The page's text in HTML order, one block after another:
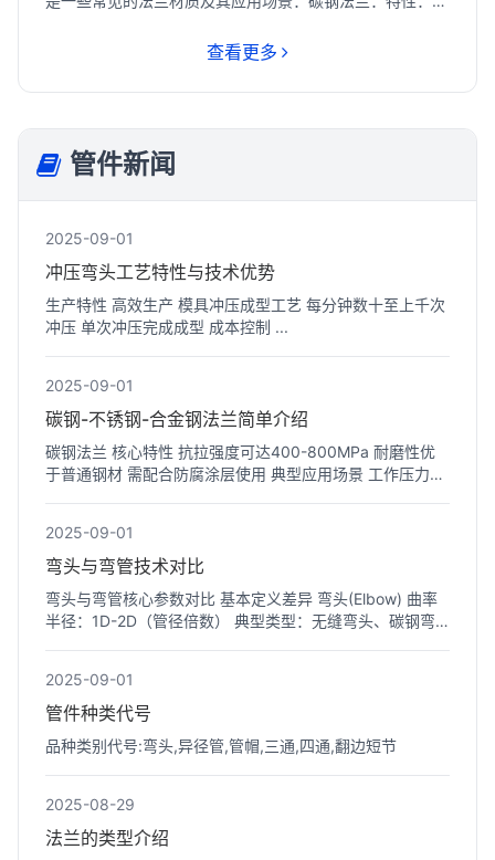
查看更多
管件新闻
2025-09-01
冲压弯头工艺特性与技术优势
生产特性 高效生产 模具冲压成型工艺 每分钟数十至上千次
冲压 单次冲压完成成型 成本控制 ...
2025-09-01
碳钢-不锈钢-合金钢法兰‌简单介绍
碳钢法兰 核心特性 抗拉强度可达400-800MPa 耐磨性优
于普通钢材 需配合防腐涂层使用 典型应用场景 工作压力
2025-09-01
弯头与弯管技术对比
弯头与弯管核心参数对比 基本定义差异 弯头(Elbow) 曲率
半径：1D-2D（管径倍数） 典型类型：无缝弯头、碳钢弯
2025-09-01
管件种类代号
品种类别代号:弯头,异径管,管帽,三通,四通,翻边短节
2025-08-29
法兰的类型介绍